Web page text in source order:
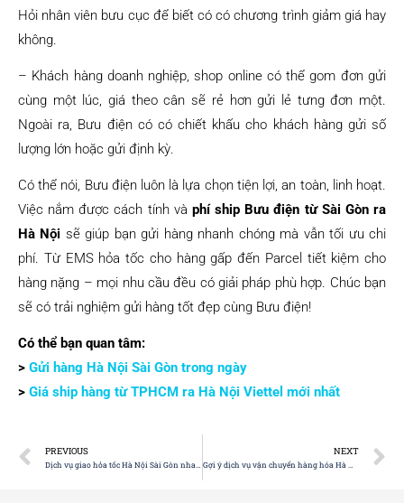
Hỏi nhân viên bưu cục để biết có có chương trình giảm giá hay
không.
– Khách hàng doanh nghiệp, shop online có thể gom đơn gửi
cùng một lúc, giá theo cân sẽ rẻ hơn gửi lẻ tưng đơn một.
Ngoài ra, Bưu điện có có chiết khấu cho khách hàng gửi số
lượng lớn hoặc gửi định kỳ.
Có thể nói, Bưu điện luôn là lựa chọn tiện lợi, an toàn, linh hoạt.
Việc nắm được cách tính và phí ship Bưu điện từ Sài Gòn ra
Hà Nội sẽ giúp bạn gửi hàng nhanh chóng mà vẫn tối ưu chi
phí. Từ EMS hỏa tốc cho hàng gấp đến Parcel tiết kiệm cho
hàng nặng – mọi nhu cầu đều có giải pháp phù hợp. Chúc bạn
sẽ có trải nghiệm gửi hàng tốt đẹp cùng Bưu điện!
Có thể bạn quan tâm:
> Gửi hàng Hà Nội Sài Gòn trong ngày
> Giá ship hàng từ TPHCM ra Hà Nội Viettel mới nhất
PREVIOUS NEXT